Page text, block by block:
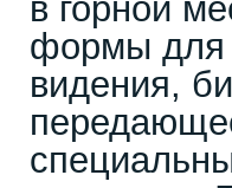
в горной
формы для
видения,